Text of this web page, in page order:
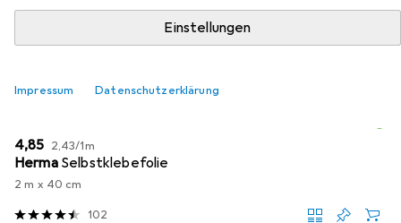
Einstellungen
Impressum Datenschutzerklärung
Relevanz
Produktliste
EUR
4,85 EUR
2,43/1m
Herma Selbstklebefolie
2 m x 40 cm
102